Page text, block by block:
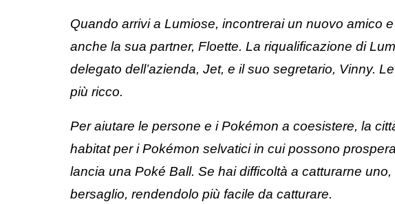
Quando arrivi a Lumiose, incontrerai un nuovo amico
anche la sua partner, Floette. La riqualificazione di
delegato dell’azienda, Jet, e il suo segretario, Vinny.
più ricco.
Per aiutare le persone e i Pokémon a coesistere, la
habitat per i Pokémon selvatici in cui possono
lancia una Poké Ball. Se hai difficoltà a catturarne
bersaglio, rendendolo più facile da catturare.